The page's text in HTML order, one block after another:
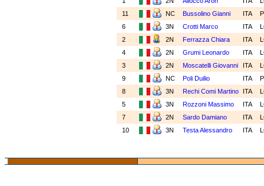
11
NC Bussolino Gianni ITA
6
3N Crotti Marco ITA
2
2N Ferrazza Chiara ITA
4
2N Grumi Leonardo ITA
3
2N Moscatelli Giovanni ITA
9
NC Poli Duilio ITA
8
3N Rechi Comi Martino ITA
5
3N Rozzoni Massimo ITA
7
2N Sardo Damiano ITA
10
3N Testa Alessandro ITA